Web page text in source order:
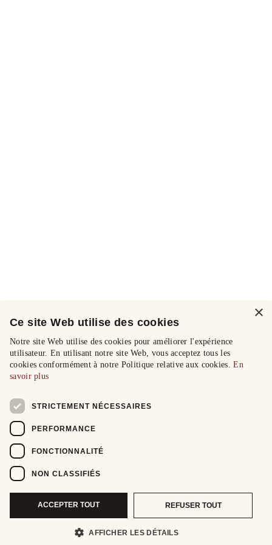
×
Ce site Web utilise des cookies
Notre site Web utilise des cookies pour améliorer l'expérience
utilisateur. En utilisant notre site Web, vous acceptez tous les
cookies conformément à notre Politique relative aux cookies.En
savoir plus
STRICTEMENT NÉCESSAIRES
PERFORMANCE
FONCTIONNALITÉ
NON CLASSIFIÉS
ACCEPTER TOUT REFUSER TOUT
AFFICHER LES DÉTAILS